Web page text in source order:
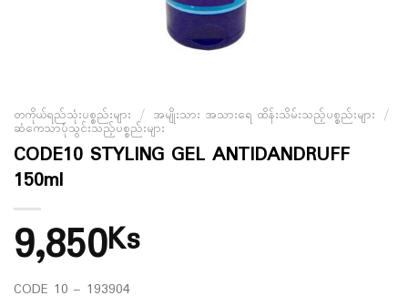
တကိုယ်ရည်သုံးပစ္စည်းများ / အမျိုးသား အသားရေ ထိန်းသိမ်းသည့်ပစ္စည်းများ /
ဆံကေသာပုံသွင်းသည့်ပစ္စည်းများ
CODE10 STYLING GEL ANTIDANDRUFF
150ml
9,850Ks
CODE 10 – 193904